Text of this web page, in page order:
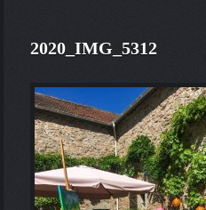
2020_IMG_5312